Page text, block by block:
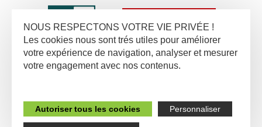
NOUS RESPECTONS VOTRE VIE PRIVÉE !
Les cookies nous sont trés utiles pour améliorer
votre expérience de navigation, analyser et mesurer
votre engagement avec nos contenus.
Autoriser tous les cookies Personnaliser